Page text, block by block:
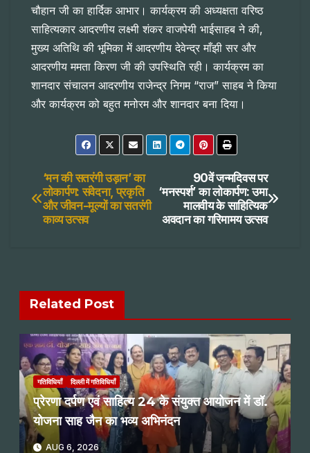
चौहान जी का हार्दिक आभार। कार्यक्रम की अध्यक्षता वरिष्ठ
साहित्यकार आदरणीय लक्ष्मी शंकर वाजपेयी भाईसाहब ने की,
मुख्य अतिथि की भूमिका में आदरणीय देवेन्द्र माँझी सर और
आदरणीय ममता किरण जी की उपस्थिति रही। कार्यक्रम का
शानदार संचालन आदरणीय राजेन्द्र निगम “राज” साहब ने किया
और कार्यक्रम को बहुत मनोरम और शानदार बना दिया।
Post
navigation
90वें जन्मदिवस पर
‘मनस्पर्श’ का लोकार्पण: उमा
मालवीय के साहित्यिक
अवदान का गरिमामय उत्सव
‘मन की सतरंगी उड़ान’ का
लोकार्पण: संवेदना, प्रकृति
और जीवन-मूल्यों का सतरंगी
काव्य उत्सव
Related Post
गतिविधियाँ दिल्ली में गतिविधियाँ
प्रेरणा दर्पण एवं साहित्य 24 के संयुक्त आयोजन में डॉ.
योजना साह जैन का भव्य अभिनंदन
AUG 6, 2026